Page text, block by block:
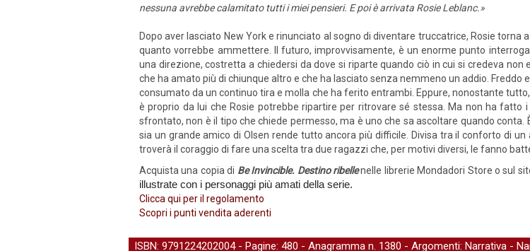
nessuna avrebbe calamitato tutti i miei pensieri. E poi è arrivata Rosie Leblanc.»
Dopo aver lasciato New York e rinunciato al sogno di diventare truccatrice, Rosie
quanto vorrebbe ammettere. Il futuro, improvvisamente, è un enorme punto
una direzione, costretta a chiedersi da dove si riparte quando ciò in cui si credeva non
che ha amato più di chiunque altro e che ha lasciato senza nemmeno un addio.
consumato da un continuo tira e molla che ha ferito entrambi. Eppure, nonostante
è proprio da lui che Rosie potrebbe ripartire per ritrovare sé stessa. Ma non ha fatto
sfrontato, non è il tipo che chiede permesso, ma è uno che sa ascoltare quando
sia un grande amico di Olsen rende tutto ancora più difficile. Divisa tra il conforto di
troverà il coraggio di fare una scelta tra due ragazzi che, per motivi diversi, le fanno
Acquista una copia di Be Invincible. Destino ribelle nelle librerie Mondadori Store o sul
illustrate con i personaggi più amati della serie.
Clicca qui per il regolamento
Scopri i punti vendita aderenti
ISBN: 9791224202004 - Pagine: 480 - Anagramma n. 1380 - Argomenti: Narrativa -